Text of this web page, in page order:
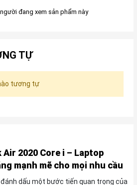
đang xem sản phẩm này
TỰ
tương tự
2020 Core i – Laptop
mạnh mẽ cho mọi nhu cầu
đánh dấu một bước tiến quan trọng của